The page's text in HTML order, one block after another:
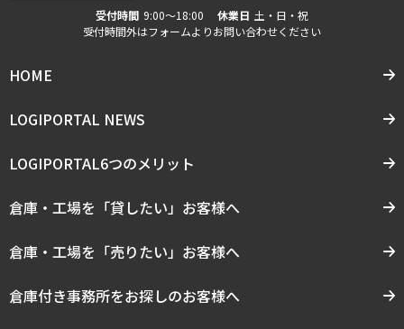
受付時間 9:00〜18:00 休業日 土・日・祝
受付時間外はフォームよりお問い合わせください
HOME
LOGIPORTAL NEWS
LOGIPORTAL6つのメリット
倉庫・工場を「貸したい」お客様へ
倉庫・工場を「売りたい」お客様へ
倉庫付き事務所をお探しのお客様へ